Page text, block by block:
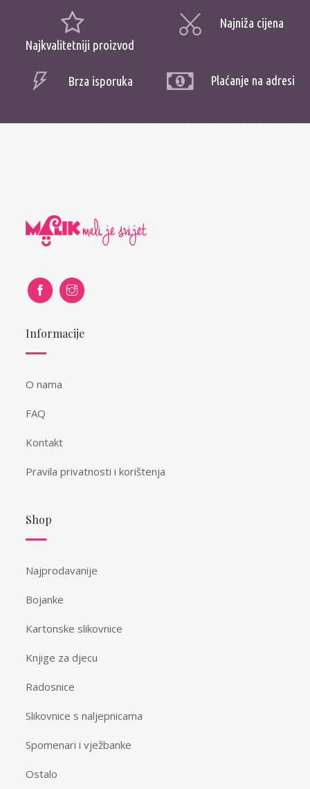
Najkvalitetniji proizvod
Najniža cijena
Brza isporuka Plaćanje na adresi
Informacije
O nama
FAQ
Kontakt
Pravila privatnosti i korištenja
Shop
Najprodavanije
Bojanke
Kartonske slikovnice
Knjige za djecu
Radosnice
Slikovnice s naljepnicama
Spomenari i vježbanke
Ostalo